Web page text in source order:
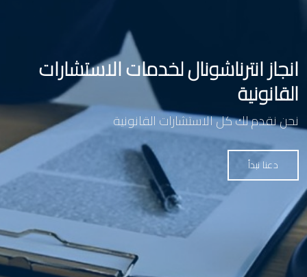
انجاز انترناشونال لخدمات الاستشارات
القانونية
نحن نقدم لك كل الاستشارات القانونية
دعنا نبدأ